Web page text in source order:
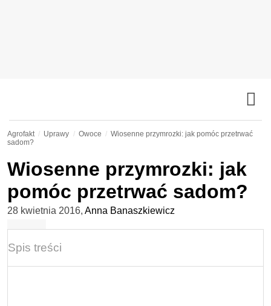
Agrofakt Uprawy Owoce
Wiosenne przymrozki: jak pomóc przetrwać
sadom?
Wiosenne przymrozki: jak
pomóc przetrwać sadom?
28 kwietnia 2016, Anna Banaszkiewicz
Spis treści